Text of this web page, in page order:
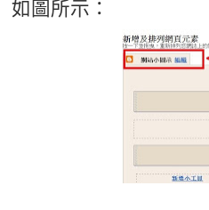
如圖所示：